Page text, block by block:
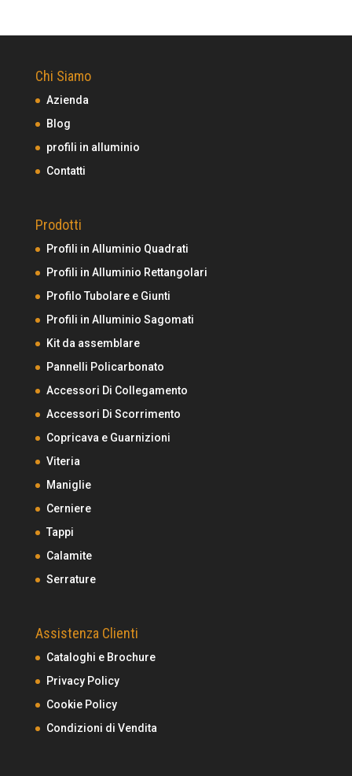
Chi Siamo
Azienda
Blog
profili in alluminio
Contatti
Prodotti
Profili in Alluminio Quadrati
Profili in Alluminio Rettangolari
Profilo Tubolare e Giunti
Profili in Alluminio Sagomati
Kit da assemblare
Pannelli Policarbonato
Accessori Di Collegamento
Accessori Di Scorrimento
Copricava e Guarnizioni
Viteria
Maniglie
Cerniere
Tappi
Calamite
Serrature
Assistenza Clienti
Cataloghi e Brochure
Privacy Policy
Cookie Policy
Condizioni di Vendita